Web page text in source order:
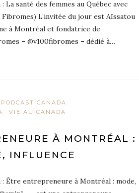
La santé des femmes au Québec avec
L’invitée du jour est Aïssatou
à Montréal et fondatrice de
– @v100fibromes – dédié à…
PODCAST CANADA
VIE AU CANADA
À MONTRÉAL :
INFLUENCE
: Être entrepreneure à Montréal : mode,